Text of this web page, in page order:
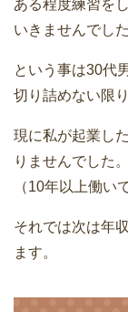
ある程度練習を
いきませんでした
という事は30代
切り詰めない限
現に私が起業し
りませんでした。
（10年以上働い
それでは次は年
ます。